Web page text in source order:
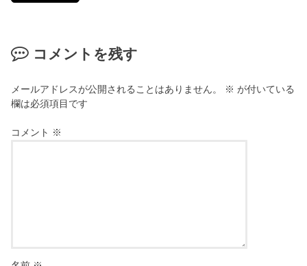
コメントを残す
メールアドレスが公開されることはありません。 ※ が付いている
欄は必須項目です
コメント ※